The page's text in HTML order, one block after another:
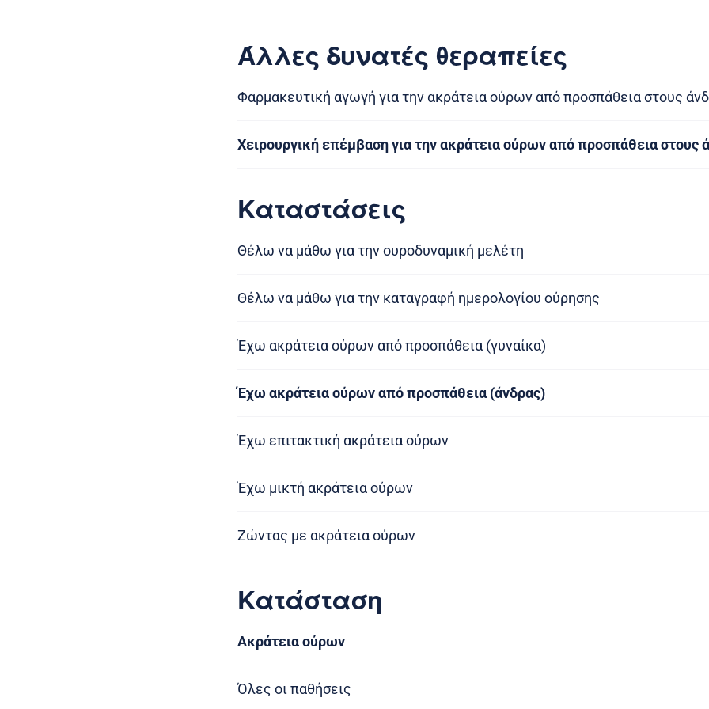
Άλλες δυνατές θεραπείες
Φαρμακευτική αγωγή για την ακράτεια ούρων από προσπάθεια στους
Χειρουργική επέμβαση για την ακράτεια ούρων από προσπάθεια στους
Καταστάσεις
Θέλω να μάθω για την ουροδυναμική μελέτη
Θέλω να μάθω για την καταγραφή ημερολογίου ούρησης
Έχω ακράτεια ούρων από προσπάθεια (γυναίκα)
Έχω ακράτεια ούρων από προσπάθεια (άνδρας)
Έχω επιτακτική ακράτεια ούρων
Έχω μικτή ακράτεια ούρων
Ζώντας με ακράτεια ούρων
Κατάσταση
Ακράτεια ούρων
Όλες οι παθήσεις